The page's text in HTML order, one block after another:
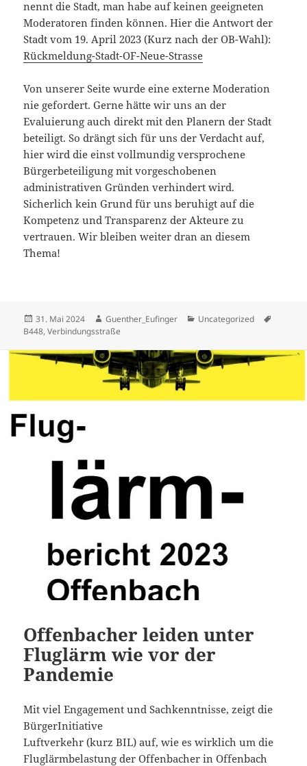
nennt die Stadt, man habe auf keinen geeigneten
Moderatoren finden können. Hier die Antwort der
Stadt vom 19. April 2023 (Kurz nach der OB-Wahl):
Rückmeldung-Stadt-OF-Neue-Strasse
Von unserer Seite wurde eine externe Moderation
nie gefordert. Gerne hätte wir uns an der
Evaluierung auch direkt mit den Planern der Stadt
beteiligt. So drängt sich für uns der Verdacht auf,
hier wird die einst vollmundig versprochene
Bürgerbeteiligung mit vorgeschobenen
administrativen Gründen verhindert wird.
Sicherlich kein Grund für uns beruhigt auf die
Kompetenz und Transparenz der Akteure zu
vertrauen. Wir bleiben weiter dran an diesem
Thema!
Veröffentlicht
am
31. Mai 2024 Autor
Guenther_Eufinger Kategorien
Uncategorized
B448,Verbindungsstraße
Offenbacher leiden unter
Fluglärm wie vor der
Pandemie
Mit viel Engagement und Sachkenntnisse, zeigt die
BürgerInitiative
Luftverkehr (kurz BIL) auf, wie es wirklich um die
Fluglärmbelastung der Offenbacher in Offenbach